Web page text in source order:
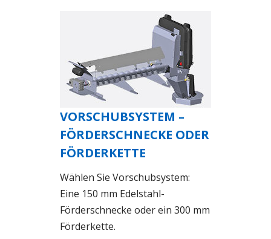
VORSCHUBSYSTEM –
FÖRDERSCHNECKE ODER
FÖRDERKETTE
Wählen Sie Vorschubsystem:
Eine 150 mm Edelstahl-
Förderschnecke oder ein 300 mm
Förderkette.